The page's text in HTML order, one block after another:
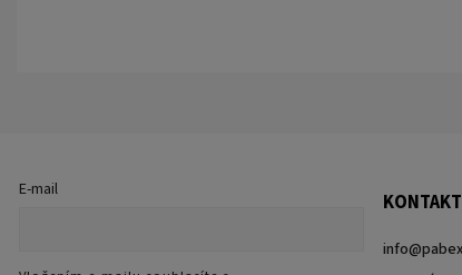
E-mail
KONTAKT
info@